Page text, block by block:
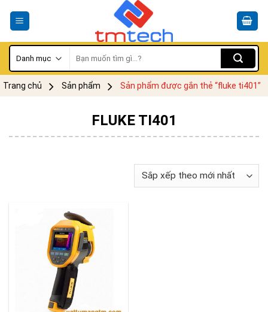
kiếm:
Trang chủ Sản phẩm Sản phẩm được gắn thẻ “fluke ti401”
FLUKE TI401